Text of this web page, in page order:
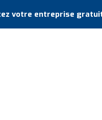
votre entreprise